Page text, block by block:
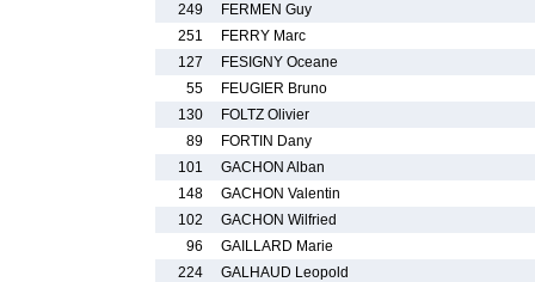
249
FERMEN Guy
251
FERRY Marc
127
FESIGNY Oceane
55
FEUGIER Bruno
130
FOLTZ Olivier
89
FORTIN Dany
101
GACHON Alban
148
GACHON Valentin
102
GACHON Wilfried
96
GAILLARD Marie
224
GALHAUD Leopold